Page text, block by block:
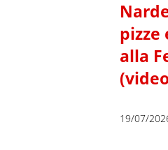
pizze
alla
19/07/